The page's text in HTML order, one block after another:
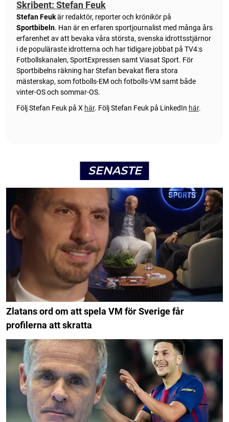
Skribent: Stefan Feuk
Stefan Feukär redaktör, reporter och krönikör på
Sportbibeln. Han är en erfaren sportjournalist med många års
erfarenhet av att bevaka våra största, svenska idrottsstjärnor
i de populäraste idrotterna och har tidigare jobbat på TV4:s
Fotbollskanalen, SportExpressen samt Viasat Sport. För
Sportbibelns räkning har Stefan bevakat flera stora
mästerskap, som fotbolls-EM och fotbolls-VM samt både
vinter-OS och sommar-OS.
Följ Stefan Feuk på X här. Följ Stefan Feuk på LinkedIn här.
SENASTE
Zlatans ord om att spela VM för Sverige får
profilerna att skratta